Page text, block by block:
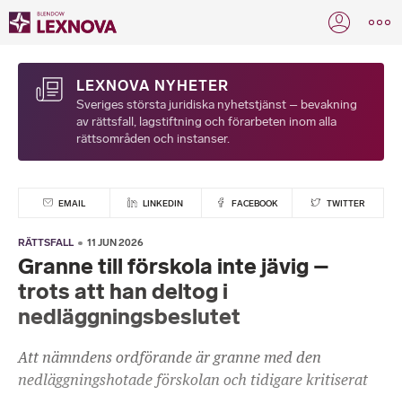
LEXNOVA NYHETER
Sveriges största juridiska nyhetstjänst – bevakning
av rättsfall, lagstiftning och förarbeten inom alla
rättsområden och instanser.
EMAIL LINKEDIN FACEBOOK TWITTER
RÄTTSFALL 11 JUN 2026
Granne till förskola inte jävig –
trots att han deltog i
nedläggningsbeslutet
Att nämndens ordförande är granne med den
nedläggningshotade förskolan och tidigare kritiserat